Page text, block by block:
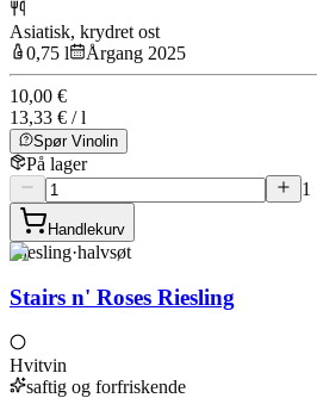
Asiatisk, krydret ost
0,75 l
Årgang 2025
10,00 €
13,33 € / l
Spør Vinolin
På lager
1
Handlekurv
Riesling·halvsøt
Stairs n' Roses Riesling
Hvitvin
saftig og forfriskende